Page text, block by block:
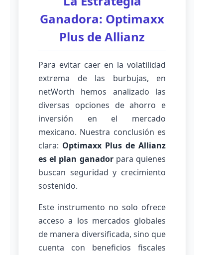
Ganadora: Optimaxx
Plus de Allianz
Para evitar caer en la volatilidad
extrema de las burbujas, en
netWorth hemos analizado las
diversas opciones de ahorro e
inversión en el mercado
mexicano. Nuestra conclusión es
clara: Optimaxx Plus de Allianz
es el plan ganadorpara quienes
buscan seguridad y crecimiento
sostenido.
Este instrumento no solo ofrece
acceso a los mercados globales
de manera diversificada, sino que
cuenta con beneficios fiscales